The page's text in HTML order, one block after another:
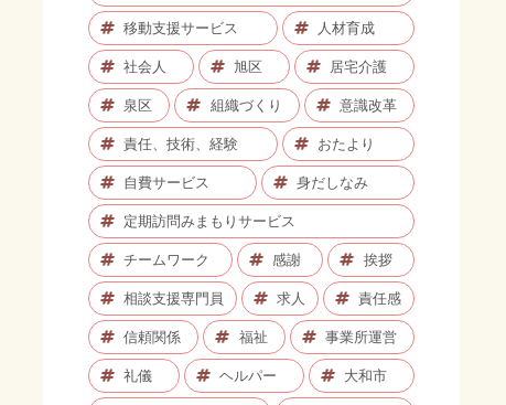
移動支援サービス 人材育成
社会人 旭区 居宅介護
泉区 組織づくり 意識改革
責任、技術、経験 おたより
自費サービス 身だしなみ
定期訪問みまもりサービス
チームワーク 感謝 挨拶
相談支援専門員 求人 責任感
信頼関係 福祉 事業所運営
礼儀 ヘルパー 大和市